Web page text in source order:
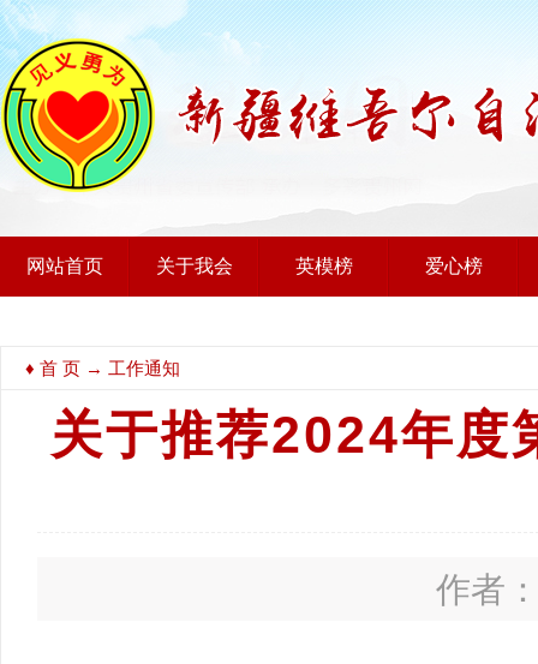
网站首页 关于我会 英模榜 爱心榜
♦ 首 页 → 工作通知
关于推荐2024年度
作者